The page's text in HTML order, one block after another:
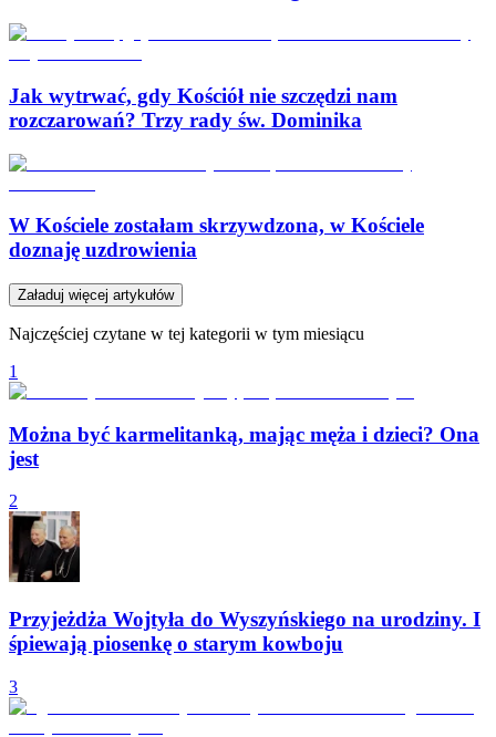
Jak wytrwać, gdy Kościół nie szczędzi nam
rozczarowań? Trzy rady św. Dominika
W Kościele zostałam skrzywdzona, w Kościele
doznaję uzdrowienia
Załaduj więcej artykułów
Najczęściej czytane w tej kategorii w tym miesiącu
1
Można być karmelitanką, mając męża i dzieci? Ona
jest
2
Przyjeżdża Wojtyła do Wyszyńskiego na urodziny. I
śpiewają piosenkę o starym kowboju
3